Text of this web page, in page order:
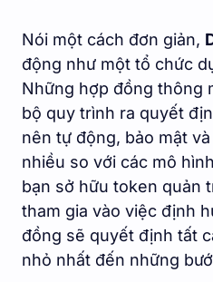
Nói một cách đơn giản,
động như một tổ chức
Những hợp đồng thông
bộ quy trình ra quyết
nên tự động, bảo mật
nhiều so với các mô
bạn sở hữu token quản
tham gia vào việc định
đồng sẽ quyết định tất
nhỏ nhất đến những